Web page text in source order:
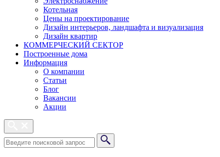
Котельная
Цены на проектирование
Дизайн интерьеров, ландшафта и визуализация
Дизайн квартир
КОММЕРЧЕСКИЙ СЕКТОР
Построенные дома
Информация
О компании
Статьи
Блог
Вакансии
Акции